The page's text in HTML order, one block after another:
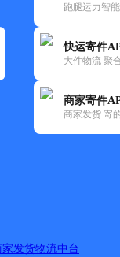
跑腿运力智
快运寄件
大件物流 聚
商家寄件
商家发货 寄
发货物流中台
路韵达寄存点
镇此路镇邮局西200